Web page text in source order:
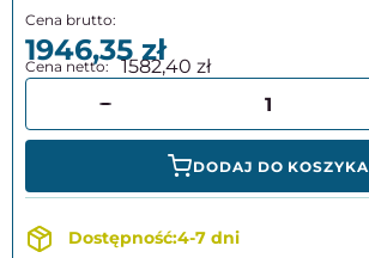
1946,351582,40
DODAJ DO KOSZYKA
4-7 dni